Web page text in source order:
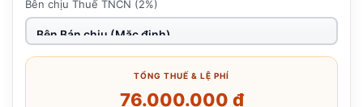
Bên chịu Thuế TNCN (2%)
TỔNG THUẾ & LỆ PHÍ
76.000.000 đ